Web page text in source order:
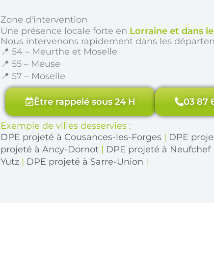
Zone d'intervention
Une présence locale forte en Lorraine et dans
Nous intervenons rapidement dans les
📍 54 – Meurthe et Moselle
📍 55 – Meuse
📍 57 – Moselle
Être rappelé sous 24 H 03 87
Exemple de villes desservies :
DPE projeté à Cousances-les-Forges | DPE
projeté à Ancy-Dornot | DPE projeté à Neufchef
Yutz | DPE projeté à Sarre-Union |